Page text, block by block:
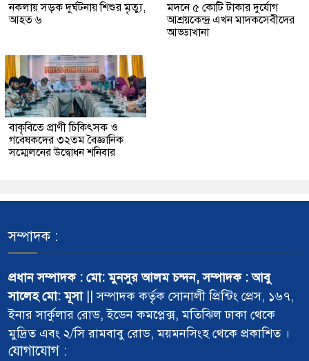
নকলায় সড়ক দুর্ঘটনায় শিশুর মৃত্যু,
আহত ৬
মদনে ৫ কোটি টাকার দুর্যোগ
আশ্রয়কেন্দ্র এখন মাদকসেবীদের
আড্ডাখানা
বাকৃবিতে প্রাণী চিকিৎসক ও
গবেষকদের ৩২তম বৈজ্ঞানিক
সম্মেলনের উদ্বোধন শনিবার
সম্পাদক :
প্রধান সম্পাদক : মো: মুনসুর আলম চন্দন, সম্পাদক : আবু
সালেহ মো: মূসা|| সম্পাদক কর্তৃক সোনালী প্রিন্টিং প্রেস, ১৬৭,
ইনার সার্কুলার রোড, ইডেন কমপ্লেক্স, মতিঝিল ঢাকা থেকে
মুদ্রিত এবং ২/সি রামবাবু রোড, ময়মনসিংহ থেকে প্রকাশিত ।
যোগাযোগ :